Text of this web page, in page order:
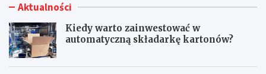
Aktualności
Kiedy warto zainwestować w
automatyczną składarkę kartonów?